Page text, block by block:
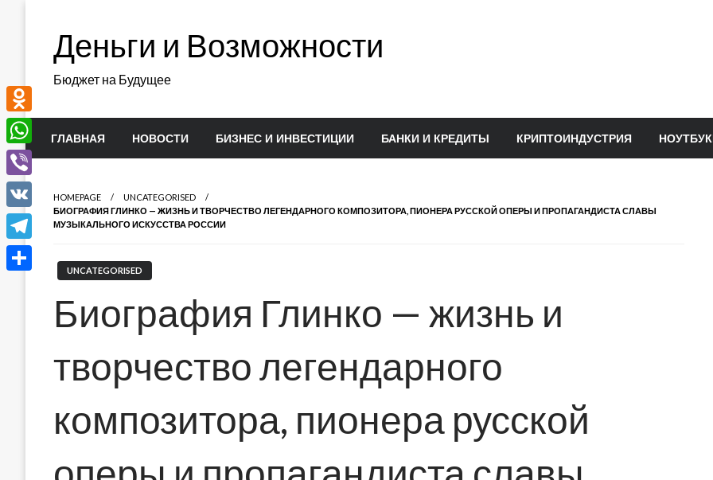
содержимомуДеньги и Возможности
Бюджет на Будущее
ГЛАВНАЯ НОВОСТИ БИЗНЕС И ИНВЕСТИЦИИ БАНКИ И КРЕДИТЫ КРИПТОИНДУСТРИЯ
HOMEPAGE
UNCATEGORISED
БИОГРАФИЯ ГЛИНКО — ЖИЗНЬ И ТВОРЧЕСТВО ЛЕГЕНДАРНОГО КОМПОЗИТОРА, ПИОНЕРА РУССКОЙ ОПЕРЫ И ПРОПАГАНДИСТА СЛАВЫ
МУЗЫКАЛЬНОГО ИСКУССТВА РОССИИ
UNCATEGORISED
Биография Глинко — жизнь и
творчество легендарного
композитора, пионера русской
Odnoklassniki
WhatsApp
Viber
VK
Telegram
Отправить